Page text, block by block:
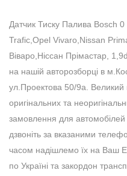
Датчик Тиску Палива Bosch
Trafic,Opel Vivaro,Nissan
Віваро,Ніссан Прімастар,
на нашій авторозборці в
ул.Проектова 50/9а. Великий
оригінальних та
замовлення для автомобілей
дзвоніть за вказаними
часом надішлемо їх на Ваш
по Україні та закордон